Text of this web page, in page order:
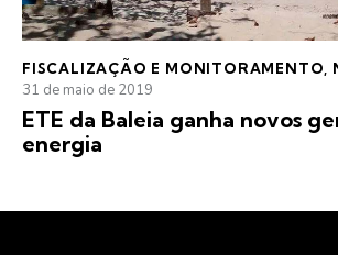
FISCALIZAÇÃO E MONITORAMENTO
31 de maio de 2019
ETE da Baleia ganha novos
energia